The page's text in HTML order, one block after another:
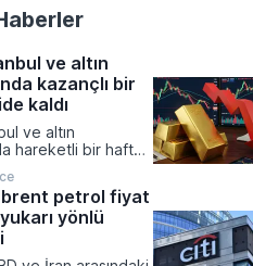
ve altın
kazançlı bir
kaldı
ve altın
hareketli bir hafta
çoğunluğu
kazanç sağlamayı
kurlarında yukarı
kalırken,
dayalı yatırım
petrol fiyat
yönlü